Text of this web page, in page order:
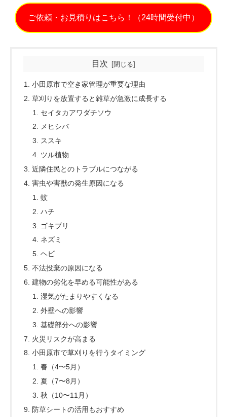
ご依頼・お見積りはこちら！（24時間受付中）
目次
小田原市で空き家管理が重要な理由
草刈りを放置すると雑草が急激に成長する
セイタカアワダチソウ
メヒシバ
ススキ
ツル植物
近隣住民とのトラブルにつながる
害虫や害獣の発生原因になる
蚊
ハチ
ゴキブリ
ネズミ
ヘビ
不法投棄の原因になる
建物の劣化を早める可能性がある
湿気がたまりやすくなる
外壁への影響
基礎部分への影響
火災リスクが高まる
小田原市で草刈りを行うタイミング
春（4〜5月）
夏（7〜8月）
秋（10〜11月）
防草シートの活用もおすすめ